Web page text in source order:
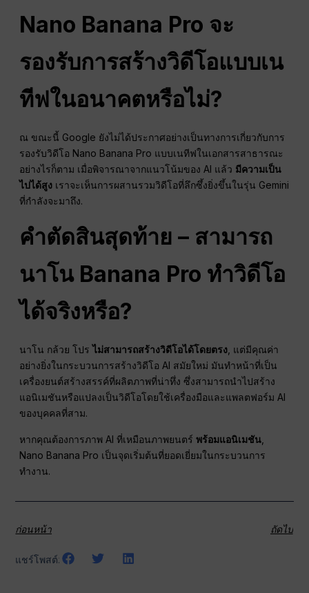
Nano Banana Pro จะ
รองรับการสร้างวิดีโอแบบเน
ทีฟในอนาคตหรือไม่?
ณ ขณะนี้ Google ยังไม่ได้ประกาศอย่างเป็นทางการเกี่ยวกับการ
รองรับวิดีโอ Nano Banana Pro แบบเนทีฟในเอกสารสาธารณะ
อย่างไรก็ตาม เมื่อพิจารณาจากแนวโน้มของ AI แล้ว มีความเป็น
ไปได้สูง เราจะเห็นการผสานรวมวิดีโอที่ลึกซึ้งยิ่งขึ้นในรุ่น Gemini
ที่กำลังจะมาถึง.
คำตัดสินสุดท้าย – สามารถ
นาโนBanana Pro ทำวิดีโอ
ได้จริงหรือ?
นาโน กล้วย โปรไม่สามารถสร้างวิดีโอได้โดยตรง , แต่มีคุณค่า
อย่างยิ่งในกระบวนการสร้างวิดีโอ AI สมัยใหม่ มันทำหน้าที่เป็น
เครื่องยนต์สร้างสรรค์ที่ผลิตภาพที่น่าทึ่ง ซึ่งสามารถนำไปสร้าง
แอนิเมชันหรือแปลงเป็นวิดีโอโดยใช้เครื่องมือและแพลตฟอร์ม AI
ของบุคคลที่สาม.
หากคุณต้องการภาพ AI ที่เหมือนภาพยนตร์พร้อมแอนิเมชัน
Nano Banana Pro เป็นจุดเริ่มต้นที่ยอดเยี่ยมในกระบวนการ
ทำงาน.
ก่อนหน้า ถัดไป
แชร์โพสต์: